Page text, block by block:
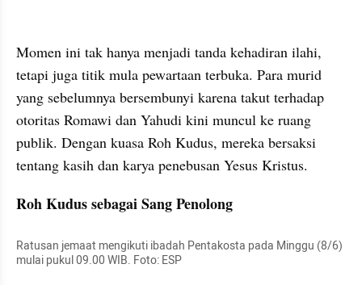
Momen ini tak hanya menjadi tanda kehadiran ilahi,
tetapi juga titik mula pewartaan terbuka. Para murid
yang sebelumnya bersembunyi karena takut terhadap
otoritas Romawi dan Yahudi kini muncul ke ruang
publik. Dengan kuasa Roh Kudus, mereka bersaksi
tentang kasih dan karya penebusan Yesus Kristus.
Roh Kudus sebagai Sang Penolong
Ratusan jemaat mengikuti ibadah Pentakosta pada Minggu (8/6)
mulai pukul 09.00 WIB. Foto: ESP